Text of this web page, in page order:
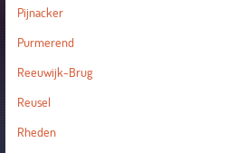
Pijnacker
Purmerend
Reeuwijk-Brug
Reusel
Rheden